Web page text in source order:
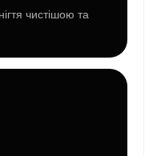
чистішою та